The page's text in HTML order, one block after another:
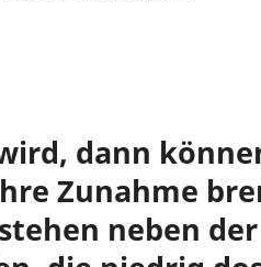
dann
Zunahme
neben